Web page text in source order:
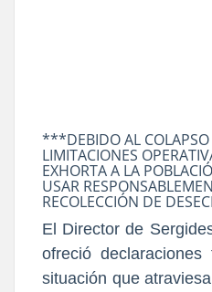
***DEBIDO AL COLAPSO
LIMITACIONES
EXHORTA A LA
USAR
RECOLECCIÓN DE
El Director de
ofreció
situación que